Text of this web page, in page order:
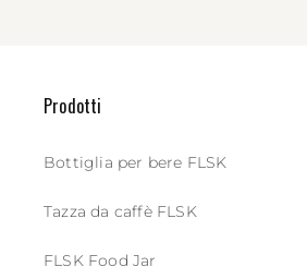
Prodotti
Bottiglia per bere FLSK
Tazza da caffè FLSK
FLSK Food Jar